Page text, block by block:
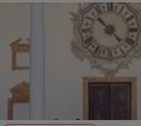
Economia
Legalità
giustizia
Sport
Interviste
Papa